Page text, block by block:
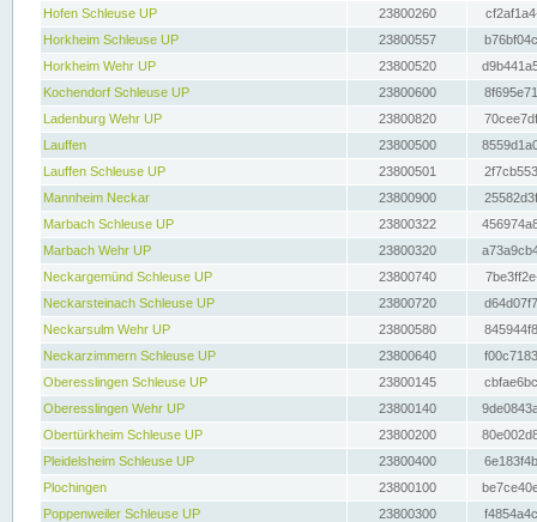
Hofen Schleuse UP
23800260
Horkheim Schleuse UP
23800557
Horkheim Wehr UP
23800520
Kochendorf Schleuse UP
23800600
Ladenburg Wehr UP
23800820
Lauffen
23800500
Lauffen Schleuse UP
23800501
Mannheim Neckar
23800900
Marbach Schleuse UP
23800322
Marbach Wehr UP
23800320
Neckargemünd Schleuse UP
23800740
Neckarsteinach Schleuse UP
23800720
Neckarsulm Wehr UP
23800580
Neckarzimmern Schleuse UP
23800640
Oberesslingen Schleuse UP
23800145
Oberesslingen Wehr UP
23800140
Obertürkheim Schleuse UP
23800200
Pleidelsheim Schleuse UP
23800400
Plochingen
23800100
Poppenweiler Schleuse UP
23800300